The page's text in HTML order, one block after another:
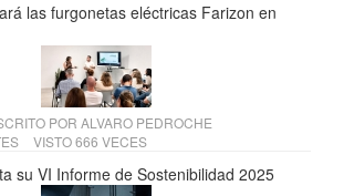
las furgonetas eléctricas Farizon en
POR ALVARO PEDROCHE
VISTO 666 VECES
su VI Informe de Sostenibilidad 2025